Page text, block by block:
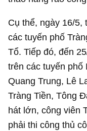
Cụ thể, ngày 16/5,
các tuyến phố
Tổ. Tiếp đó, đến
trên các tuyến
Quang Trung, Lê
Tràng Tiền, Tông
hát lớn, công viên
phải thi công thủ